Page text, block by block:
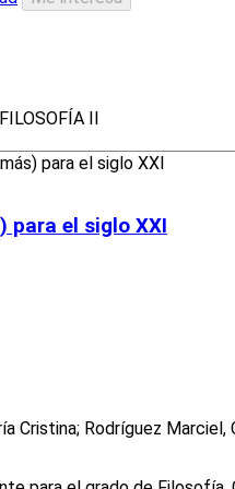
II
para el siglo XXI
Cristina; Rodríguez Marciel,